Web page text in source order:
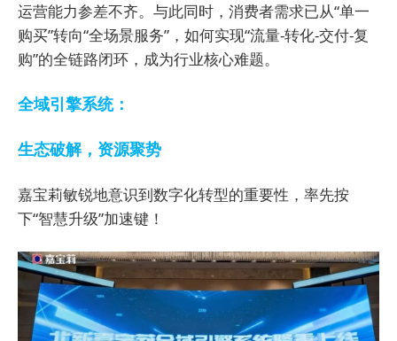
运营能力参差不齐。与此同时，消费者需求已从“单一
购买”转向“全场景服务”，如何实现“流量-转化-交付-复
购”的全链路闭环，成为行业核心难题。
全域引擎系统：
生态破解，资源聚势
嘉宝莉敏锐地意识到数字化转型的重要性，率先按
下“智慧升级”加速键！